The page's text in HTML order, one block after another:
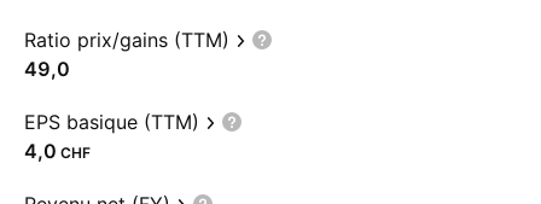
Ratio prix/gains (TTM)
49,0
EPS basique (TTM)
4,0 CHF